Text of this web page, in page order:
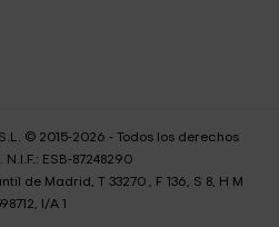
© 2015-2026 - Todos los derechos
ESB-87248290
de Madrid, T 33270 , F 136, S 8, H M
I/A 1